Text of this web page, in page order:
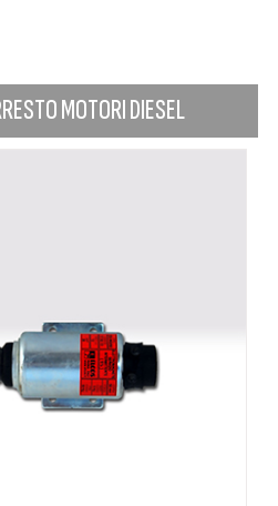
MOTORI DIESEL